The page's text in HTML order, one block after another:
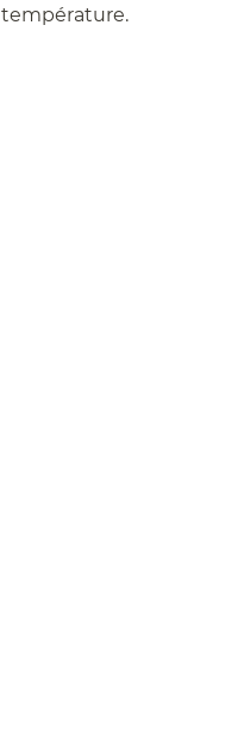
température.